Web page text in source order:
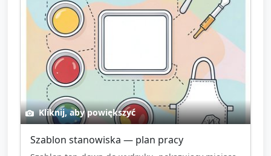
Kliknij, aby powiększyć
Szablon stanowiska — plan pracy